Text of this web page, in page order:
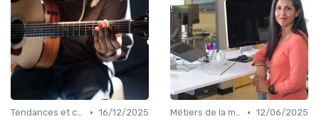
Tendances et chiffres du marché • 16/12/2025
Métiers de la musique • 12/06/2025